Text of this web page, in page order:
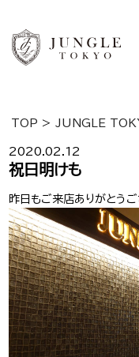
Recruit
Recruit
TOP > JUNGLE
2020.02.12
祝日明けも
昨日もご来店ありがとうご